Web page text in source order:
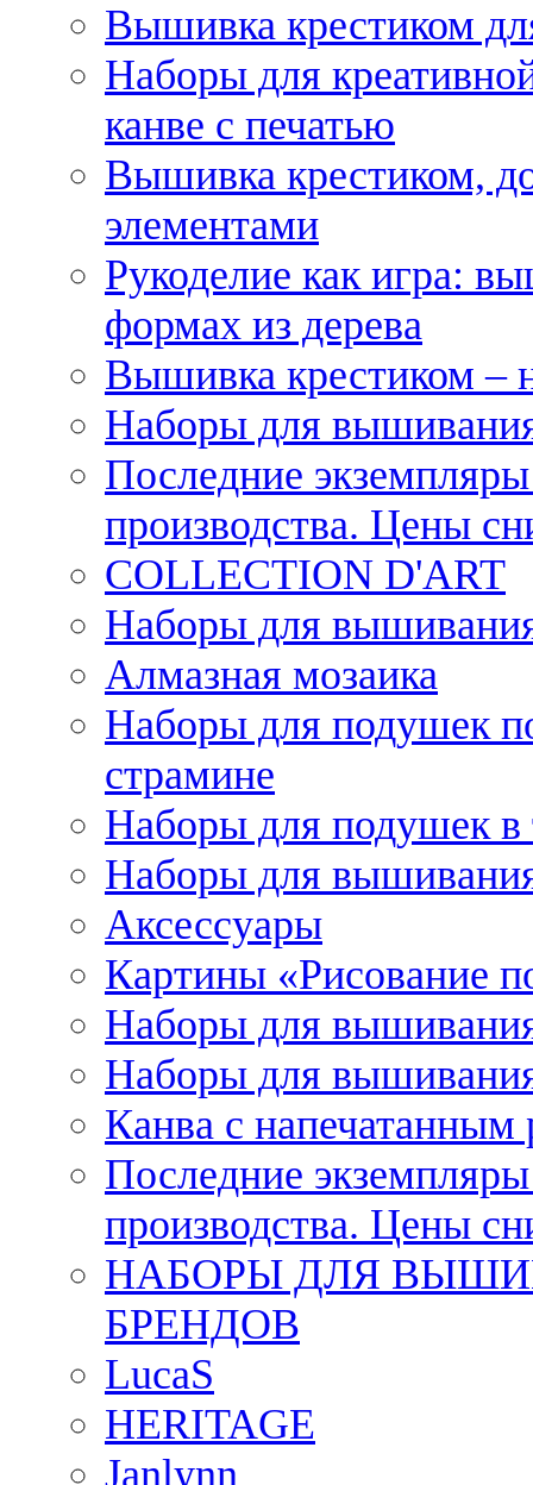
Вышивка крестиком
Наборы для
канве с печатью
Вышивка крестиком,
элементами
Рукоделие как игра:
формах из дерева
Вышивка крестиком –
Наборы для
Последние
производства. Цены
COLLECTION D'ART
Наборы для
Алмазная мозаика
Наборы для подушек
страмине
Наборы для подушек в
Наборы для
Аксессуары
Картины «Рисование
Наборы для
Наборы для
Канва с напечатанным
Последние
производства. Цены
НАБОРЫ ДЛЯ
БРЕНДОВ
LucaS
HERITAGE
Janlynn